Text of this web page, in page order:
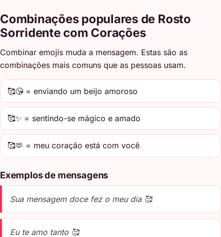
Combinações populares de Rosto
Sorridente com Corações
Combinar emojis muda a mensagem. Estas são as
combinações mais comuns que as pessoas usam.
🥰😘 = enviando um beijo amoroso
🥰✨ = sentindo-se mágico e amado
🥰🫶 = meu coração está com você
Exemplos de mensagens
Sua mensagem doce fez o meu dia 🥰
Eu te amo tanto 🥰